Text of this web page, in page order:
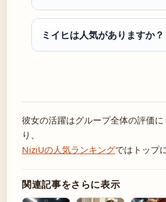
ミイヒは人気がありますか？
彼女の活躍はグループ全体の評価
り、
NiziUの人気ランキングではトップ
関連記事をさらに表示